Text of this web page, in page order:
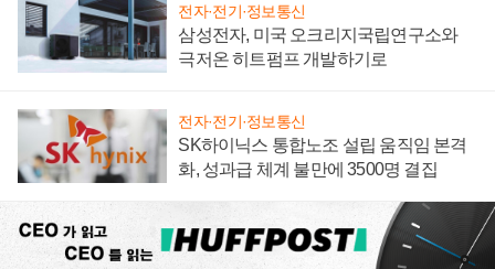
전자·전기·정보통신
삼성전자, 미국 오크리지국립연구소와
극저온 히트펌프 개발하기로
전자·전기·정보통신
SK하이닉스 통합노조 설립 움직임 본격
화, 성과급 체계 불만에 3500명 결집